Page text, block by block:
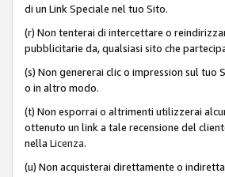
di un Link Speciale nel tuo Sito.
(r) Non tenterai di intercettare o
pubblicitarie da, qualsiasi sito che
(s) Non genererai clic o impression sul
o in altro modo.
(t) Non esporrai o altrimenti utilizzerai
ottenuto un link a tale recensione del
nella Licenza.
(u) Non acquisterai direttamente o